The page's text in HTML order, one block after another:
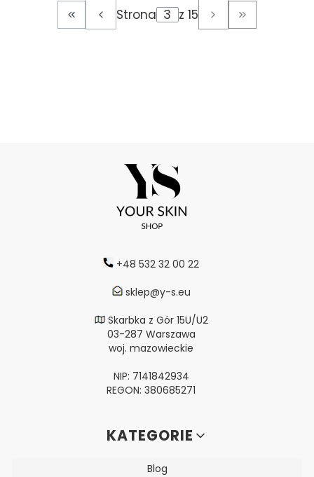
Wróć do pierwszej strony z produktami
Strona z 15 Przejdź do
+48 532 32 00 22
sklep@y-s.eu
Skarbka z Gór 15U/U2
03-287 Warszawa
woj. mazowieckie
NIP: 7141842934
REGON: 380685271
Linki w stopceKATEGORIE
Blog